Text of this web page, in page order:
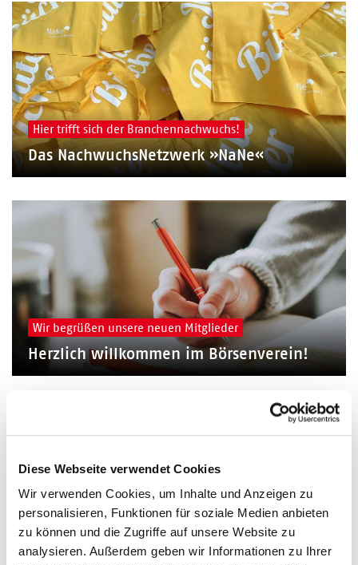
Diese Webseite verwendet Cookies
Wir verwenden Cookies, um Inhalte und Anzeigen zu
personalisieren, Funktionen für soziale Medien anbieten
zu können und die Zugriffe auf unsere Website zu
analysieren. Außerdem geben wir Informationen zu Ihrer
Hier trifft sich der Branchennachwuchs!
Das NachwuchsNetzwerk »NaNe«
Wir begrüßen unsere neuen Mitglieder
Herzlich willkommen im Börsenverein!
Gründung & Nachfolge
Die Buchhandlungsbörse
© shutterstock